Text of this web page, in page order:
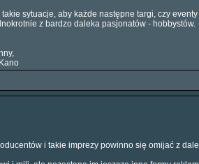
sytuacje, aby każde następne targi, czy
z bardzo daleka pasjonatów - hobbystów.
i takie imprezy powinno się omijać z